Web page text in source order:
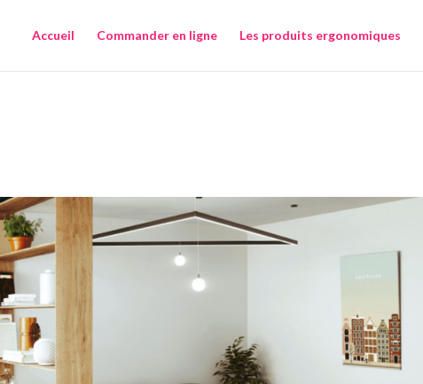
Accueil Commander en ligne Les produits ergonomiques